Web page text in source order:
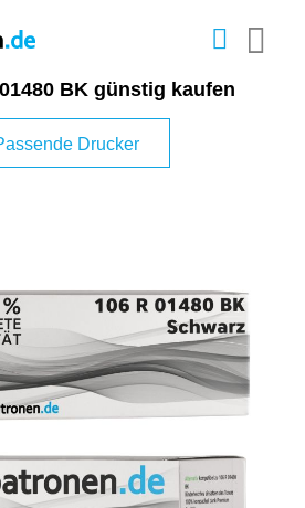
BK günstig kaufen
Drucker